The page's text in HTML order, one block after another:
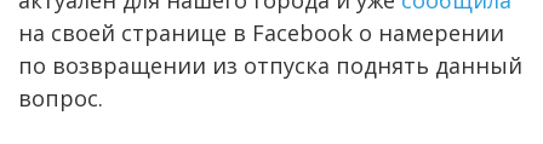
на своей странице в Facebook о намерении
по возвращении из отпуска поднять данный
вопрос.